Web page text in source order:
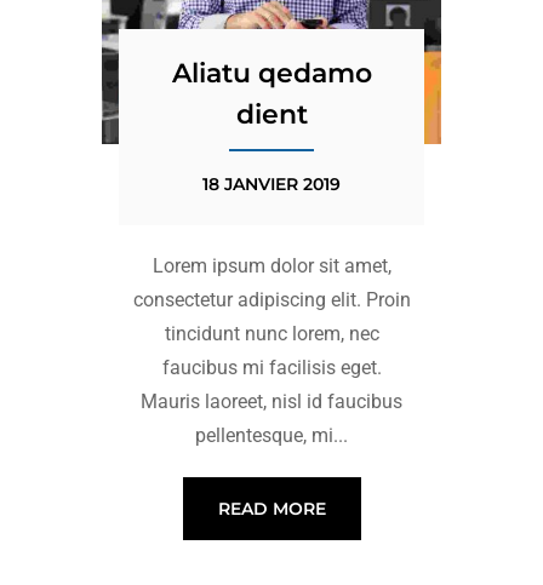
Aliatu qedamo
dient
18 JANVIER 2019
Lorem ipsum dolor sit amet,
consectetur adipiscing elit. Proin
tincidunt nunc lorem, nec
faucibus mi facilisis eget.
Mauris laoreet, nisl id faucibus
pellentesque, mi...
READ MORE